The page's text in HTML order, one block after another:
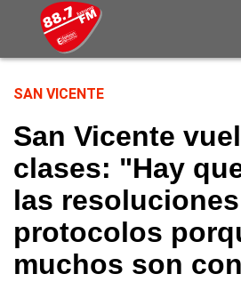
SAN VICENTE
San Vicente
clases: "Hay
las
protocolos
muchos son